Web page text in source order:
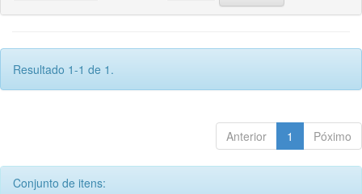
Resultado 1-1 de 1.
Anterior 1 Póximo
Conjunto de itens: